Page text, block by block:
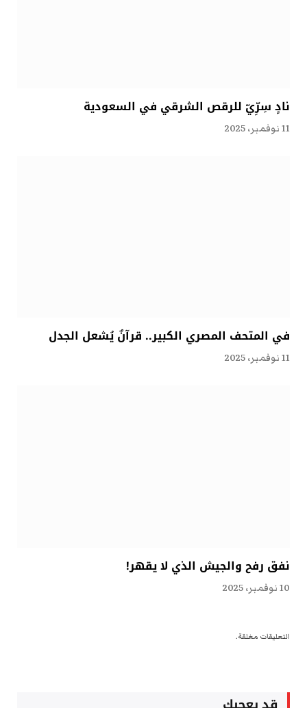
نادٍ سِرِّيّ للرقص الشرقي في السعودية
11 نوفمبر، 2025
في المتحف المصري الكبير.. قرآنٌ يُشعل الجدل
11 نوفمبر، 2025
نفق رفح والجيش الذي لا يقهر!
10 نوفمبر، 2025
التعليقات مغلقة.